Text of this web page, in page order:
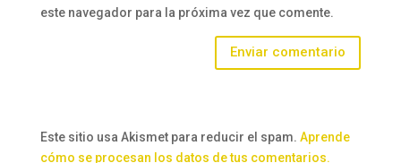
este navegador para la próxima vez que comente.
Enviar comentario
Este sitio usa Akismet para reducir el spam. Aprende
cómo se procesan los datos de tus comentarios.